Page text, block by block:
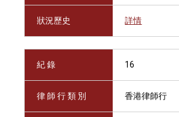
狀況歷史 詳情
紀 錄 16
律 師 行 類 別 香港律師行